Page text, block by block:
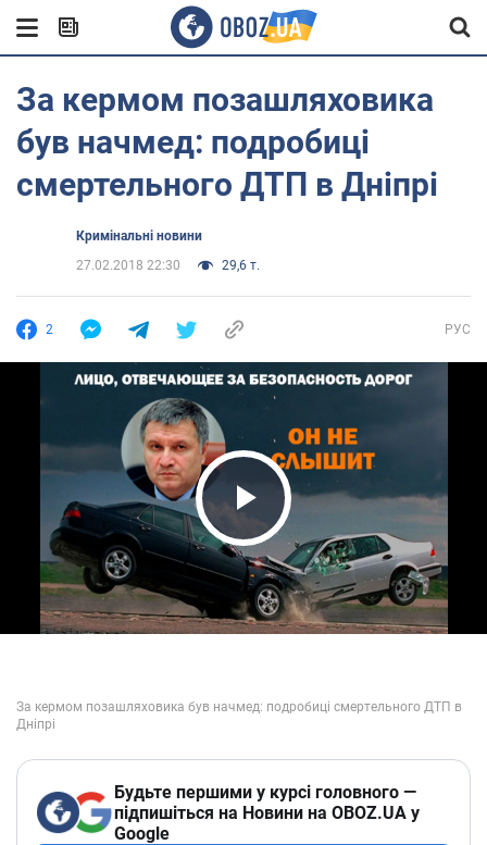
За кермом позашляховика
був начмед: подробиці
смертельного ДТП в Дніпрі
Кримінальні новини
27.02.2018 22:30
29,6 т.
2 РУС
Play Video
Будьте першими у курсі головного —
підпишіться на Новини на OBOZ.UA у
Google